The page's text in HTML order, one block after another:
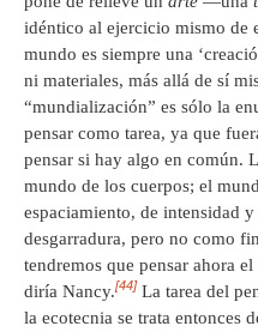
idéntico al ejercicio mismo de
mundo es siempre una
ni materiales, más allá de sí
“mundialización” es sólo la
pensar como tarea, ya que
pensar si hay algo en común.
mundo de los cuerpos; el
espaciamiento, de intensidad
desgarradura, pero no como
tendremos que pensar ahora
diría Nancy.[44] La tarea del
la ecotecnia se trata entonces